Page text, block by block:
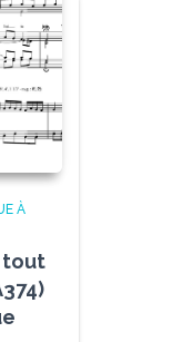
À
tout